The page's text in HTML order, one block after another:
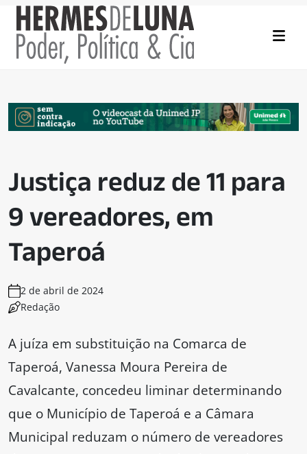
Justiça reduz de 11 para
9 vereadores, em
Taperoá
2 de abril de 2024
Redação
A juíza em substituição na Comarca de
Taperoá, Vanessa Moura Pereira de
Cavalcante, concedeu liminar determinando
que o Município de Taperoá e a Câmara
Municipal reduzam o número de vereadores